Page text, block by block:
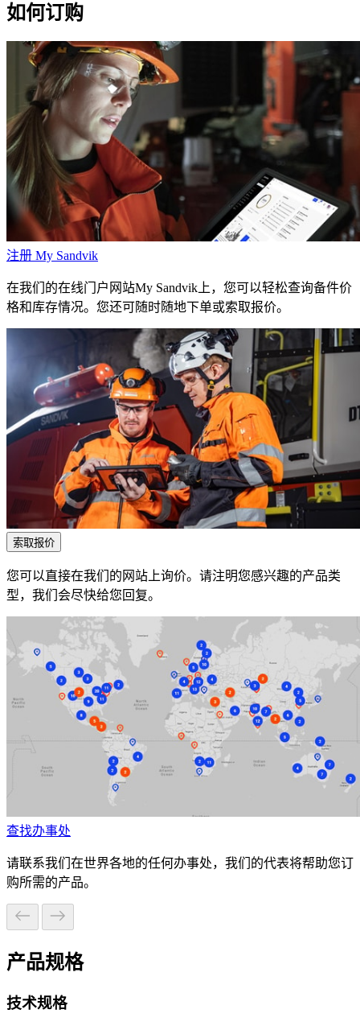
如何订购
注册 My Sandvik
在我们的在线门户网站My Sandvik上，您可以轻松查询备件价
格和库存情况。您还可随时随地下单或索取报价。
索取报价
您可以直接在我们的网站上询价。请注明您感兴趣的产品类
型，我们会尽快给您回复。
查找办事处
请联系我们在世界各地的任何办事处，我们的代表将帮助您订
购所需的产品。
产品规格
技术规格